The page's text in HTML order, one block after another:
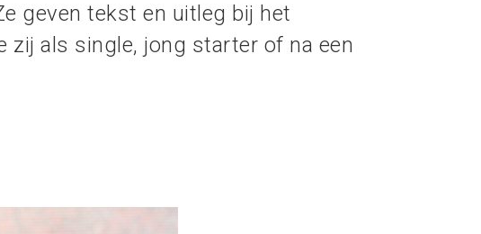
geven tekst en uitleg bij het
zij als single, jong starter of na een